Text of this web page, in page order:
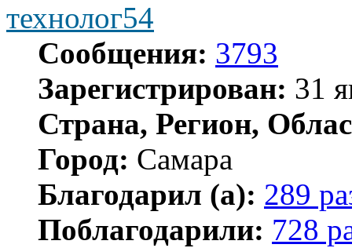
технолог54
Сообщения: 3793
Зарегистрирован: 31
Страна, Регион,
Город: Самара
Благодарил (а): 289
Поблагодарили: 728